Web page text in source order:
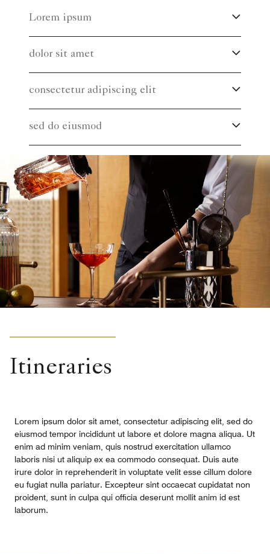
Lorem ipsum
dolor sit amet
consectetur adipiscing elit
sed do eiusmod
Itineraries
Lorem ipsum dolor sit amet, consectetur adipiscing elit, sed do
eiusmod tempor incididunt ut labore et dolore magna aliqua. Ut
enim ad minim veniam, quis nostrud exercitation ullamco
laboris nisi ut aliquip ex ea commodo consequat. Duis aute
irure dolor in reprehenderit in voluptate velit esse cillum dolore
eu fugiat nulla pariatur. Excepteur sint occaecat cupidatat non
proident, sunt in culpa qui officia deserunt mollit anim id est
laborum.